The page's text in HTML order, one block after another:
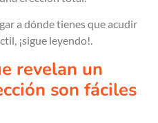
a dónde tienes que acudir
¡sigue leyendo!.
revelan un
son fáciles